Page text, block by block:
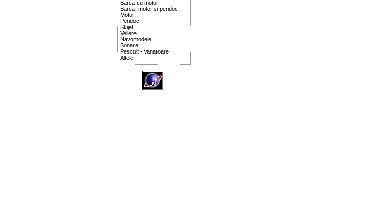
Barca cu motor
Barca, motor si peridoc
Motor
Peridoc
Skijet
Veliere
Navomodele
Sonare
Pescuit - Vanatoare
Altele